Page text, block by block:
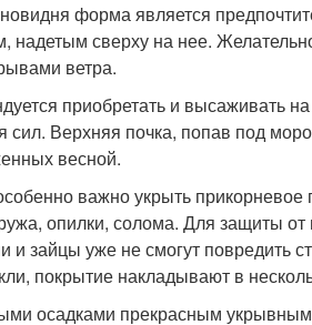
форма является
сверху на нее.
ветра.
приобретать и высаживать
сил. Верхняя почка, попав под
весной.
важно укрыть прикорневое
опилки, солома. Для защиты
зайцы уже не смогут повредить
покрытие накладывают в
осадками прекрасным